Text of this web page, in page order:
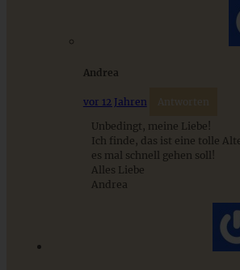
Andrea
vor 12 Jahren Antworten
Unbedingt, meine Liebe!
Ich finde, das ist eine tolle
es mal schnell gehen soll!
Alles Liebe
Andrea